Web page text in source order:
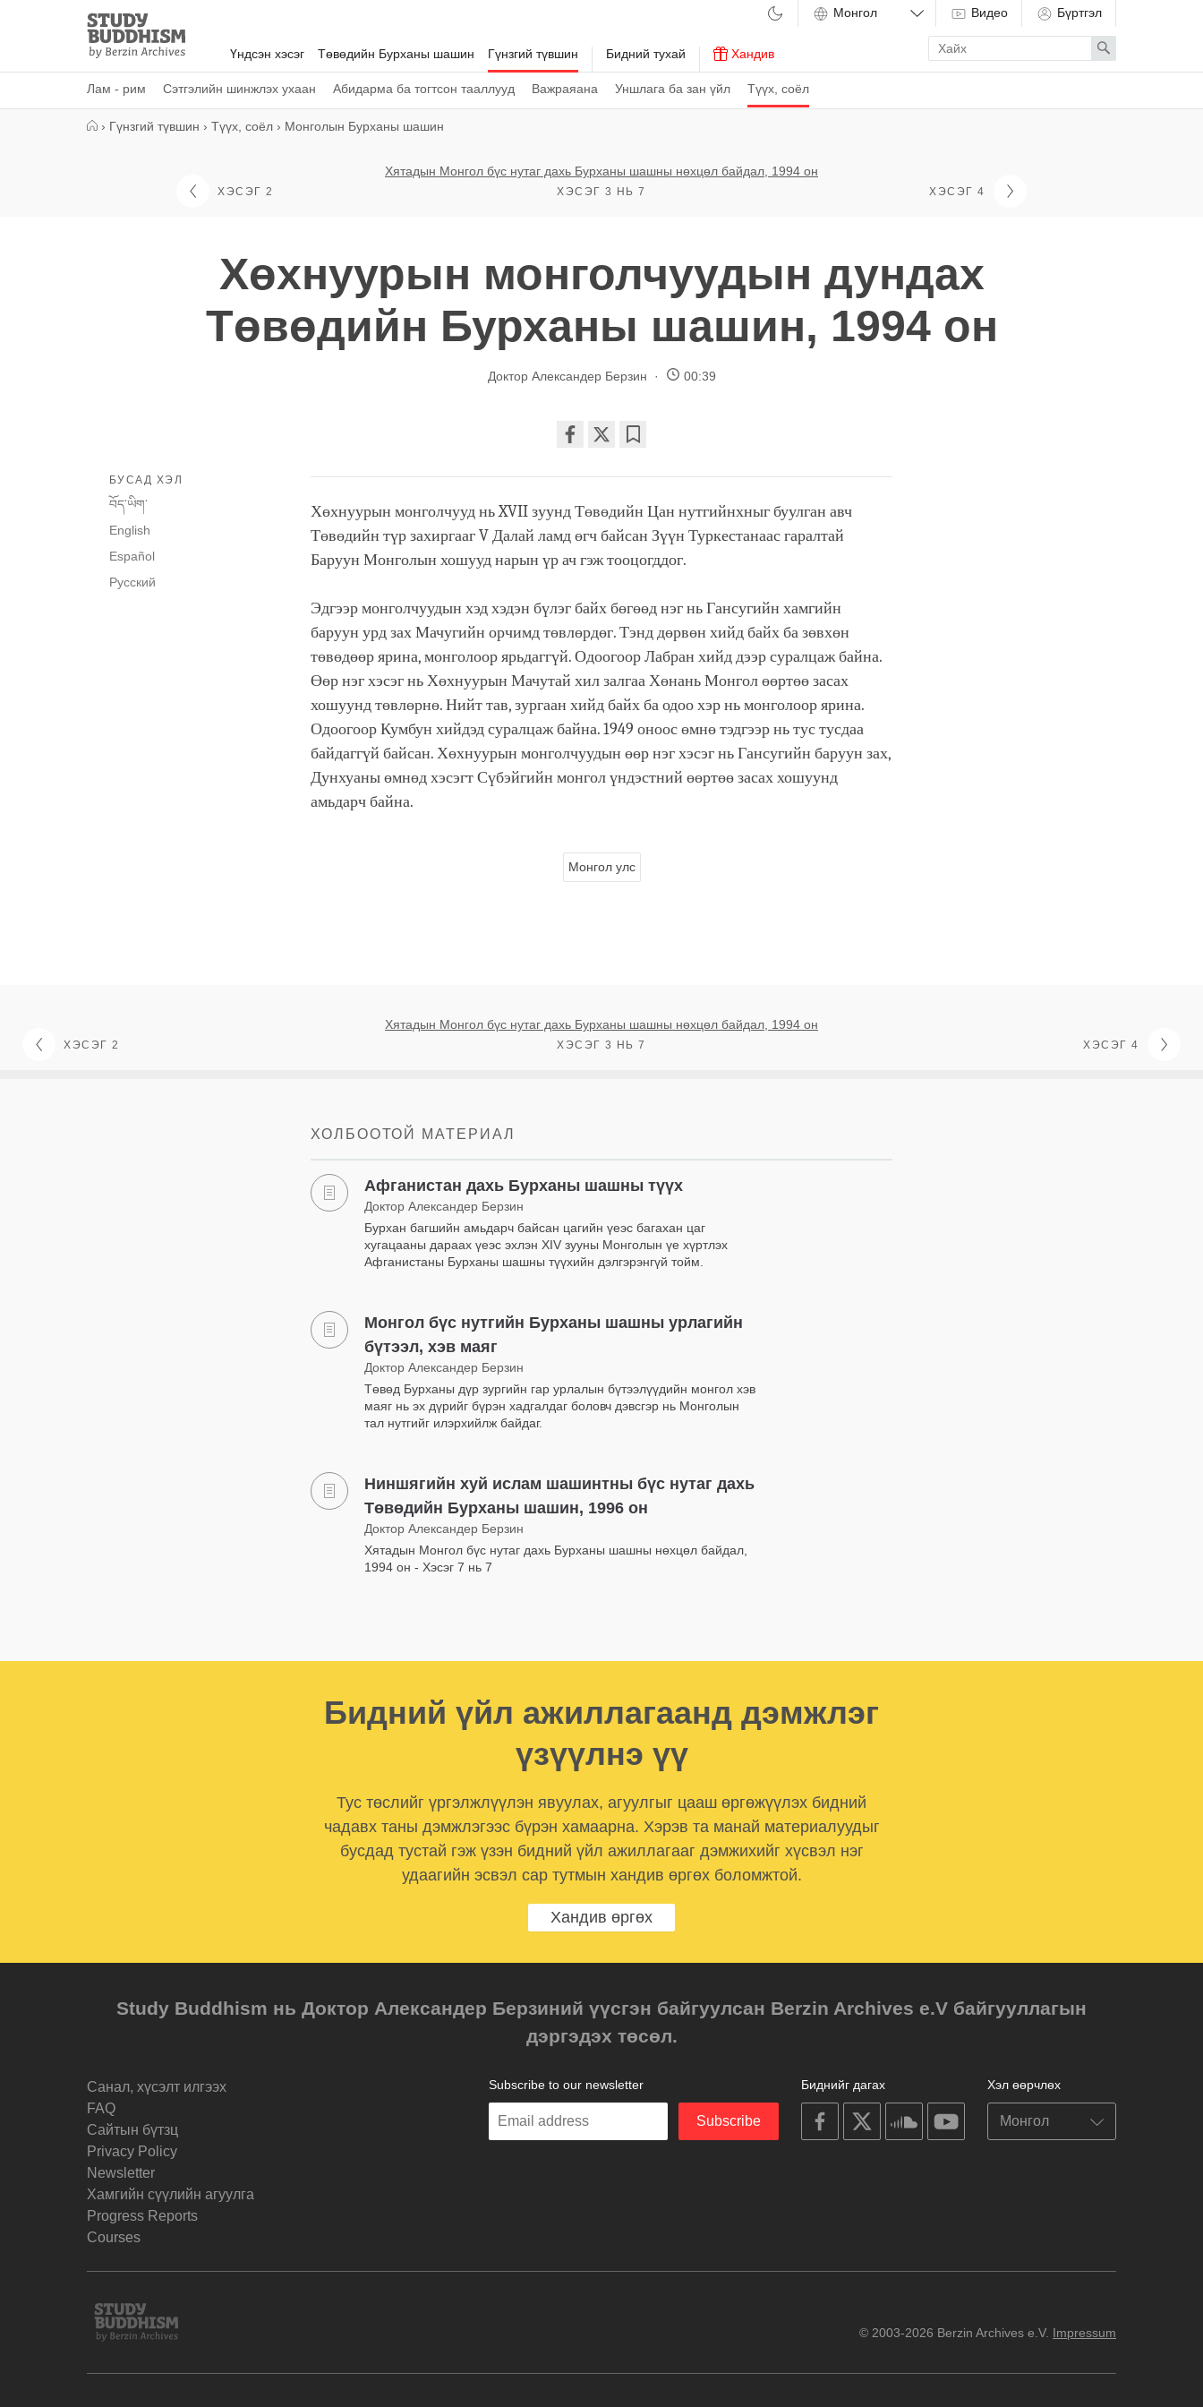
Study
Buddhism
Home
Үндсэн хэсэг Төвөдийн Бурханы шашин Гүнзгий түвшин
Лам - рим Сэтгэлийн шинжлэх ухаан Абидарма ба тогтсон тааллууд Важраяана Уншлага ба зан үйл Түүх, соёл
Бидний тухай Хандив
Видео Бүртгэл
Enter
search
term
Search
› Гүнзгий түвшин › Түүх, соёл › Монголын Бурханы шашин
ХЭСЭГ 2
Хятадын Монгол бүс нутаг дахь Бурханы шашны нөхцөл байдал, 1994 он
ХЭСЭГ 3 НЬ 7 ХЭСЭГ 4
Хөхнуурын монголчуудын дундах
Төвөдийн Бурханы шашин, 1994 он
Доктор Александер Берзин 00:39
on
facebook
БУСАД ХЭЛ
བོད་ཡིག་
English
Español
Русский
Хөхнуурын монголчууд нь XVII зуунд Төвөдийн Цан нутгийнхныг буулган авч
Төвөдийн түр захиргааг V Далай ламд өгч байсан Зүүн Туркестанаас гаралтай
Баруун Монголын хошууд нарын үр ач гэж тооцогддог.
Эдгээр монголчуудын хэд хэдэн бүлэг байх бөгөөд нэг нь Гансугийн хамгийн
баруун урд зах Мачугийн орчимд төвлөрдөг. Тэнд дөрвөн хийд байх ба зөвхөн
төвөдөөр ярина, монголоор ярьдаггүй. Одоогоор Лабран хийд дээр суралцаж байна.
Өөр нэг хэсэг нь Хөхнуурын Мачутай хил залгаа Хөнань Монгол өөртөө засах
хошуунд төвлөрнө. Нийт тав, зургаан хийд байх ба одоо хэр нь монголоор ярина.
Одоогоор Кумбун хийдэд суралцаж байна. 1949 оноос өмнө тэдгээр нь тус тусдаа
байдаггүй байсан. Хөхнуурын монголчуудын өөр нэг хэсэг нь Гансугийн баруун зах,
Дунхуаны өмнөд хэсэгт Сүбэйгийн монгол үндэстний өөртөө засах хошуунд
амьдарч байна.
Монгол улс
ХЭСЭГ 2
Хятадын Монгол бүс нутаг дахь Бурханы шашны нөхцөл байдал, 1994 он
ХЭСЭГ 3 НЬ 7 ХЭСЭГ 4
ХОЛБООТОЙ МАТЕРИАЛ
Афганистан дахь Бурханы шашны түүх
Доктор Александер Берзин
Бурхан багшийн амьдарч байсан цагийн үеэс багахан цаг
хугацааны дараах үеэс эхлэн XIV зууны Монголын үе хүртлэх
Афганистаны Бурханы шашны түүхийн дэлгэрэнгүй тойм.
Монгол бүс нутгийн Бурханы шашны урлагийн
бүтээл, хэв маяг
Доктор Александер Берзин
Төвөд Бурханы дүр зургийн гар урлалын бүтээлүүдийн монгол хэв
маяг нь эх дүрийг бүрэн хадгалдаг боловч дэвсгэр нь Монголын
тал нутгийг илэрхийлж байдаг.
Ниншягийн хуй ислам шашинтны бүс нутаг дахь
Төвөдийн Бурханы шашин, 1996 он
Доктор Александер Берзин
Хятадын Монгол бүс нутаг дахь Бурханы шашны нөхцөл байдал,
1994 он - Хэсэг 7 нь 7
Бидний үйл ажиллагаанд дэмжлэг
үзүүлнэ үү
Тус төслийг үргэлжлүүлэн явуулах, агуулгыг цааш өргөжүүлэх бидний
чадавх таны дэмжлэгээс бүрэн хамаарна. Хэрэв та манай материалуудыг
бусдад тустай гэж үзэн бидний үйл ажиллагааг дэмжихийг хүсвэл нэг
удаагийн эсвэл сар тутмын хандив өргөх боломжтой.
Хандив өргөх
Study Buddhism нь Доктор Александер Берзиний үүсгэн байгуулсан Berzin Archives e.V байгууллагын
дэргэдэх төсөл.
Санал, хүсэлт илгээх
FAQ
Cайтын бүтзц
Privacy Policy
Newsletter
Хамгийн сүүлийн агуулга
Progress Reports
Courses
Хэл өөрчлөх
Биднийг дагах
on
facebook
soundcloudyoutube
Subscribe to our newsletter
Enter
Subscribe
Study
Buddhism
© 2003-2026 Berzin Archives e.V. Impressum